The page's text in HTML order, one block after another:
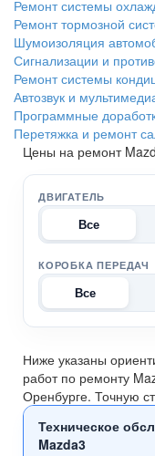
Ремонт системы
Ремонт тормозной
Шумоизоляция
Сигнализации и
Ремонт системы
Автозвук и
Программные
Перетяжка и ремонт
Цены на ремонт
ДВИГАТЕЛЬ
Все
КОРОБКА ПЕРЕДАЧ
Все
Ниже указаны
работ по ремонту
Оренбурге. Точную
Техническое
Mazda3